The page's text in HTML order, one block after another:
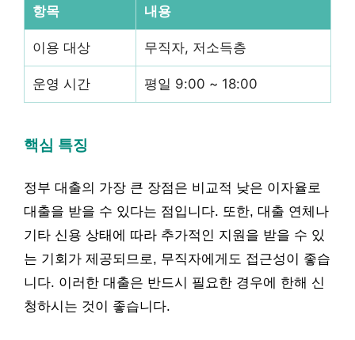
항목 내용
이용 대상 무직자, 저소득층
운영 시간 평일 9:00 ~ 18:00
핵심 특징
정부 대출의 가장 큰 장점은 비교적 낮은 이자율로
대출을 받을 수 있다는 점입니다. 또한, 대출 연체나
기타 신용 상태에 따라 추가적인 지원을 받을 수 있
는 기회가 제공되므로, 무직자에게도 접근성이 좋습
니다. 이러한 대출은 반드시 필요한 경우에 한해 신
청하시는 것이 좋습니다.